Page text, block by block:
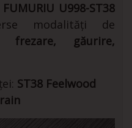
U998-ST38
modalități de
frezare, găurire,
ST38 Feelwood